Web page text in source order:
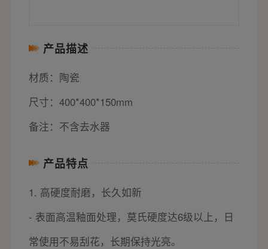
产品描述
材质：陶瓷
尺寸：400*400*150mm
备注：不含去水器
产品特点
1. 高硬度耐磨，长久如新
- 表面高温釉面处理，莫氏硬度达6级以上，日
常使用不易刮花，长期保持光亮。